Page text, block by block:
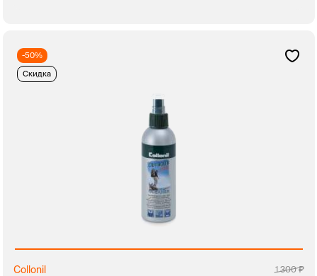
-50%
Скидка
Collonil 1 300